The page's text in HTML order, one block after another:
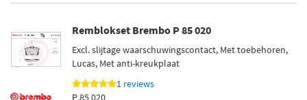
Resultaten
Merk
Brembo (109)
Remblokset Brembo P 85 020
Excl. slijtage waarschuwingscontact, Met toebehoren,
Lucas, Met anti-kreukplaat
1 reviews
P 85 020